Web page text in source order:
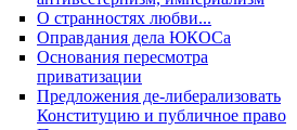
О странностях любви...
Оправдания дела ЮКОСа
Основания пересмотра
приватизации
Предложения де-либерализовать
Конституцию и публичное право